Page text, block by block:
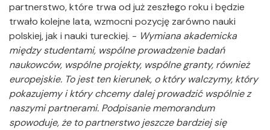
partnerstwo, które trwa od już zeszłego roku i będzie
trwało kolejne lata, wzmocni pozycję zarówno nauki
polskiej, jak i nauki tureckiej. - Wymiana akademicka
między studentami, wspólne prowadzenie badań
naukowców, wspólne projekty, wspólne granty, również
europejskie. To jest ten kierunek, o który walczymy, który
pokazujemy i który chcemy dalej prowadzić wspólnie z
naszymi partnerami. Podpisanie memorandum
spowoduje, że to partnerstwo jeszcze bardziej się